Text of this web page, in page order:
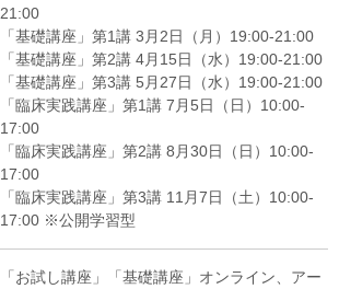
21:00
「基礎講座」第1講 3月2日（月）19:00-21:00
「基礎講座」第2講 4月15日（水）19:00-21:00
「基礎講座」第3講 5月27日（水）19:00-21:00
「臨床実践講座」第1講 7月5日（日）10:00-
17:00
「臨床実践講座」第2講 8月30日（日）10:00-
17:00
「臨床実践講座」第3講 11月7日（土）10:00-
17:00 ※公開学習型
「お試し講座」「基礎講座」オンライン、アー